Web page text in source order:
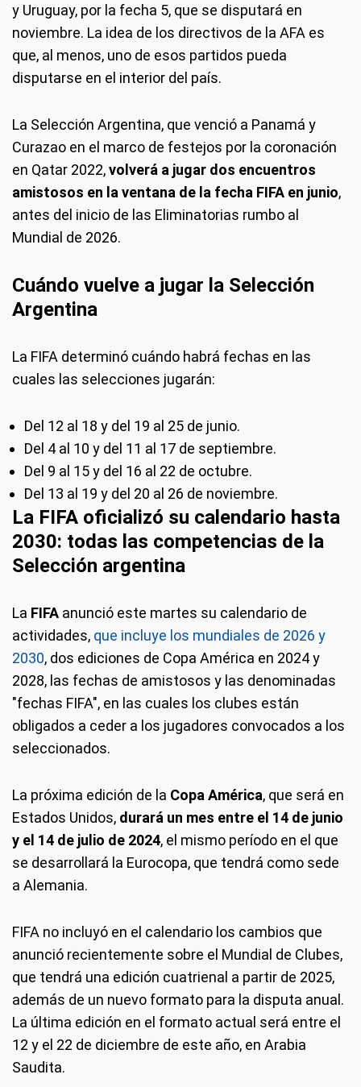
y Uruguay, por la fecha 5, que se disputará en
noviembre. La idea de los directivos de la AFA es
que, al menos, uno de esos partidos pueda
disputarse en el interior del país.
La Selección Argentina, que venció a Panamá y
Curazao en el marco de festejos por la coronación
en Qatar 2022,volverá a jugar dos encuentros
amistosos en la ventana de la fecha FIFA en junio,
antes del inicio de las Eliminatorias rumbo al
Mundial de 2026.
Cuándo vuelve a jugar la Selección
Argentina
La FIFA determinó cuándo habrá fechas en las
cuales las selecciones jugarán:
Del 12 al 18 y del 19 al 25 de junio.
Del 4 al 10 y del 11 al 17 de septiembre.
Del 9 al 15 y del 16 al 22 de octubre.
Del 13 al 19 y del 20 al 26 de noviembre.
La FIFA oficializó su calendario hasta
2030: todas las competencias de la
Selección argentina
La FIFA anunció este martes su calendario de
actividades, que incluye los mundiales de 2026 y
2030, dos ediciones de Copa América en 2024 y
2028, las fechas de amistosos y las denominadas
"fechas FIFA", en las cuales los clubes están
obligados a ceder a los jugadores convocados a los
seleccionados.
La próxima edición de la Copa América, que será en
Estados Unidos, durará un mes entre el 14 de junio
y el 14 de julio de 2024, el mismo período en el que
se desarrollará la Eurocopa, que tendrá como sede
a Alemania.
FIFA no incluyó en el calendario los cambios que
anunció recientemente sobre el Mundial de Clubes,
que tendrá una edición cuatrienal a partir de 2025,
además de un nuevo formato para la disputa anual.
La última edición en el formato actual será entre el
12 y el 22 de diciembre de este año, en Arabia
Saudita.